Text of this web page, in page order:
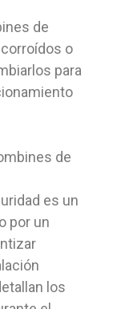
de
o
para
de
es un
por un
los